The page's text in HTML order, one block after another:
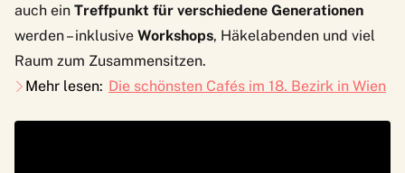
auch ein Treffpunkt für verschiedene Generationen
werden – inklusive Workshops, Häkelabenden und viel
Raum zum Zusammensitzen.
Mehr lesen: Die schönsten Cafés im 18. Bezirk in Wien